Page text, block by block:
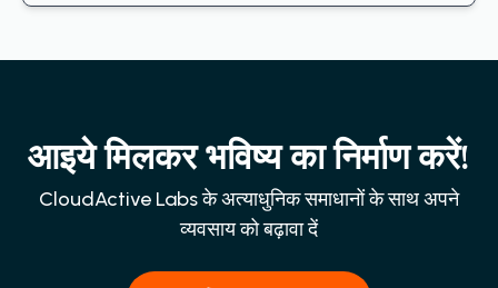
आइये मिलकर भविष्य का निर्माण करें!
CloudActive Labs के अत्याधुनिक समाधानों के साथ अपने
व्यवसाय को बढ़ावा दें